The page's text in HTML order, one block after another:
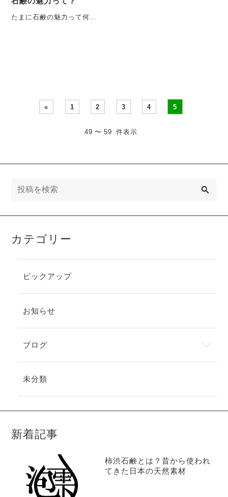
たまに石鹸の魅力って何
« 1 2 3 4 5
49 〜 59 件表示
カテゴリー
ピックアップ
お知らせ
ブログ
未分類
新着記事
柿渋石鹸とは？昔から使われ
てきた日本の天然素材